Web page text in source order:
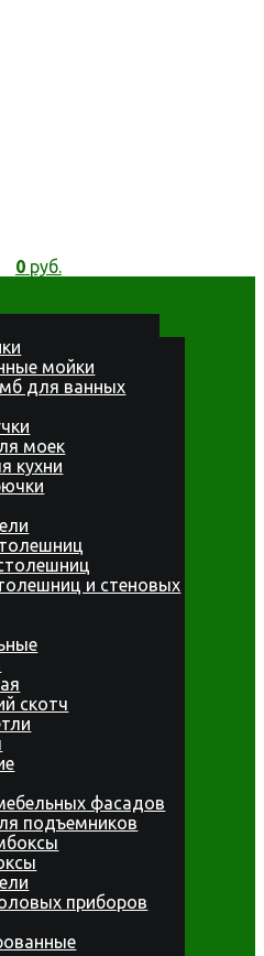
0руб.
мойки
для ванных
моек
кухни
и стеновых
скотч
фасадов
подъемников
приборов